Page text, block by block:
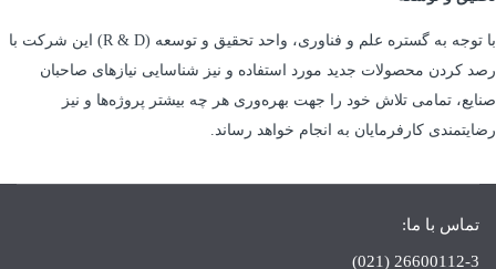
با توجه به گستره علم و فناوری، واحد تحقیق و توسعه (R & D) این شرکت با
رصد کردن محصولات جدید مورد استفاده و نیز شناسایی نیازهای صاحبان
صنایع، تمامی تلاش خود را جهت بهره‌وری هر چه بیشتر پروژه‌ها و نیز
رضایتمندی کارفرمایان به انجام خواهد رساند.
تماس با ما:
26600112-3 (021)